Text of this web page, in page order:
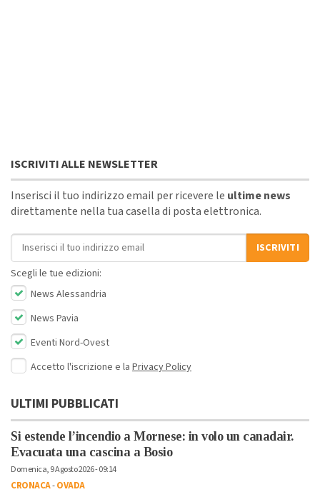
ISCRIVITI ALLE NEWSLETTER
Inserisci il tuo indirizzo email per ricevere le ultime news
direttamente nella tua casella di posta elettronica.
Indirizzo email
ISCRIVITI
Scegli le tue edizioni:
News Alessandria
News Pavia
Eventi Nord-Ovest
Accetto l'iscrizione e la Privacy Policy
ULTIMI PUBBLICATI
Si estende l’incendio a Mornese: in volo un canadair.
Evacuata una cascina a Bosio
Domenica, 9 Agosto 2026 - 09:14
CRONACA-OVADA